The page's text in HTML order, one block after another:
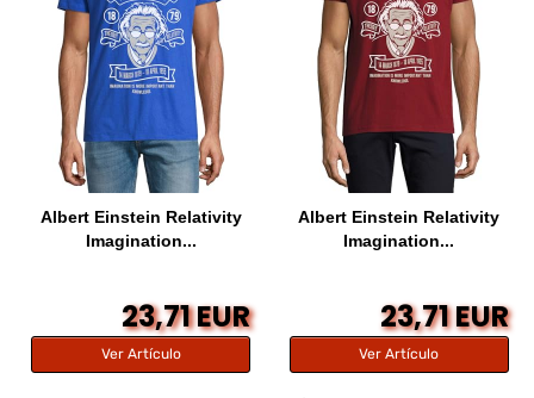
Albert Einstein Relativity
Imagination...
23,71 EUR
Ver Artículo
Albert Einstein Relativity
Imagination...
23,71 EUR
Ver Artículo